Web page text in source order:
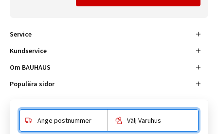
Service
Kundservice
Om BAUHAUS
Populära sidor
Ange postnummer Välj Varuhus